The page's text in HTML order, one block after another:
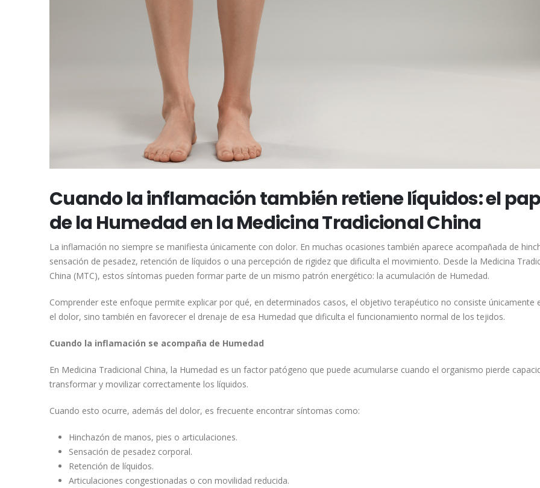
Cuando la inflamación también retiene líquidos: el
de la Humedad en la Medicina Tradicional China
La inflamación no siempre se manifiesta únicamente con dolor. En muchas ocasiones también aparece acompañada de
sensación de pesadez, retención de líquidos o una percepción de rigidez que dificulta el movimiento. Desde la Medicina
China (MTC), estos síntomas pueden formar parte de un mismo patrón energético: la acumulación de Humedad.
Comprender este enfoque permite explicar por qué, en determinados casos, el objetivo terapéutico no consiste únicamente
el dolor, sino también en favorecer el drenaje de esa Humedad que dificulta el funcionamiento normal de los tejidos.
Cuando la inflamación se acompaña de Humedad
En Medicina Tradicional China, la Humedad es un factor patógeno que puede acumularse cuando el organismo pierde
transformar y movilizar correctamente los líquidos.
Cuando esto ocurre, además del dolor, es frecuente encontrar síntomas como:
Hinchazón de manos, pies o articulaciones.
Sensación de pesadez corporal.
Retención de líquidos.
Articulaciones congestionadas o con movilidad reducida.